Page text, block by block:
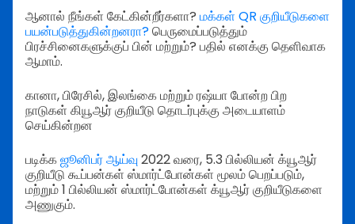
ஆனால் நீங்கள் கேட்கின்றீர்களா? மக்கள் QR குறியீடுகளை
பயன்படுத்துகின்றனரா?பெருமைப்படுத்தும்
பிரச்சினைகளுக்குப் பின் மற்றும்? பதில் எனக்கு தெளிவாக
ஆமாம்.
கானா, பிரேசில், இலங்கை மற்றும் ரஷ்யா போன்ற பிற
நாடுகள் கியூஆர் குறியீடு தொடர்புக்கு அடையாளம்
செய்கின்றன
படிக்கஜூனிபர் ஆய்வு2022 வரை, 5.3 பில்லியன் க்யூஆர்
குறியீடு கூப்பன்கள் ஸ்மார்ட்போன்கள் மூலம் பெறப்படும்,
மற்றும் 1 பில்லியன் ஸ்மார்ட்போன்கள் க்யூஆர் குறியீடுகளை
அணுகும்.